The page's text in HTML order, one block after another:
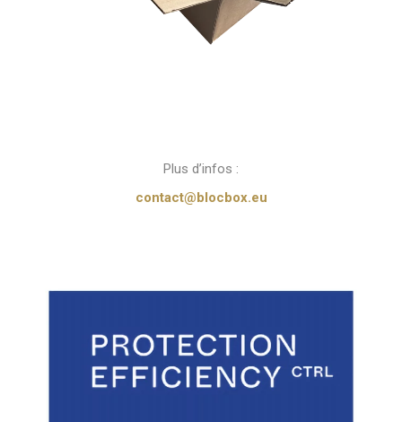
Plus d’infos :
contact@blocbox.eu